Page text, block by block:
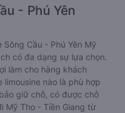
- Phú Yên
Cầu - Phú Yên Mỹ
có đa dạng sự lựa chọn.
làm cho hàng khách
nào là phù hợp
giữ chỗ, có được chỗ
Mỹ Tho - Tiền Giang từ